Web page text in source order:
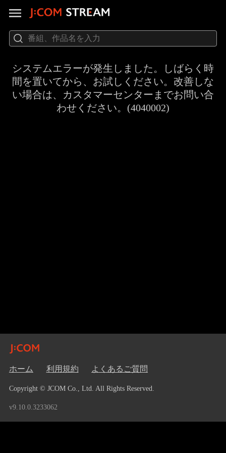
システムエラーが発生しました。しばらく時
間を置いてから、お試しください。改善しな
い場合は、カスタマーセンターまでお問い合
わせください。(4040002)
ホーム 利用規約 よくあるご質問
Copyright © JCOM Co., Ltd. All Rights Reserved.
v9.10.0.3233062